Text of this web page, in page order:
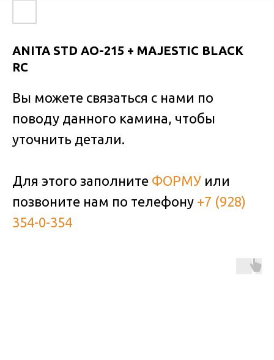
ANITA STD AO-215 + MAJESTIC BLACK
RC
Вы можете связаться с нами по
поводу данного камина, чтобы
уточнить детали.
Для этого заполните ФОРМУ или
позвоните нам по телефону +7 (928)
354-0-354